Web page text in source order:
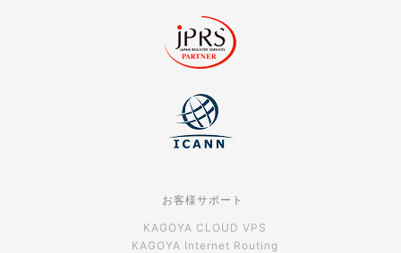
お客様サポート
KAGOYA CLOUD VPS
KAGOYA Internet Routing